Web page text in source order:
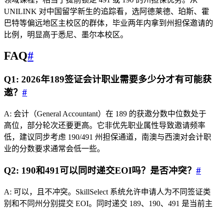
UNILINK 对中国留学新生的追踪看，选阿德莱德、珀斯、霍
巴特等偏远地区主校区的群体，毕业两年内拿到州担保邀请的
比例，明显高于悉尼、墨尔本校区。
FAQ#
Q1: 2026年189签证会计职业需要多少分才有可能获
邀？ #
A: 会计（General Accountant）在 189 的获邀分数中位数处于
高位，部分轮次还要更高。它非优先职业属性导致邀请频率
低，建议同步考虑 190/491 州担保通道，南澳与西澳对会计职
业的分数要求通常会低一些。
Q2: 190和491可以同时递交EOI吗？是否冲突？ #
A: 可以，且不冲突。SkillSelect 系统允许申请人为不同签证类
别和不同州分别提交 EOI。同时递交 189、190、491 是当前主